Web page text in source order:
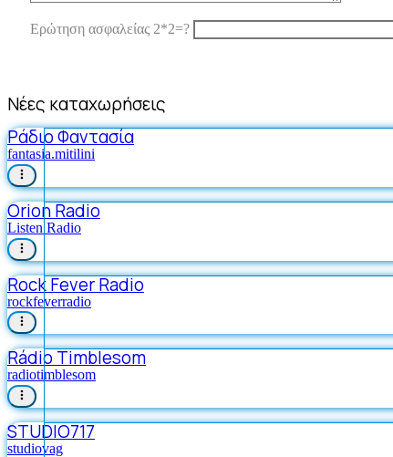
Ερώτηση ασφαλείας 2*2=?
Νέες καταχωρήσεις
Ράδιο Φαντασία
fantasia.mitilini
Orion Radio
Listen Radio
Rock Fever Radio
rockfeverradio
Rádio Timblesom
radiotimblesom
STUDIO717
studiovag